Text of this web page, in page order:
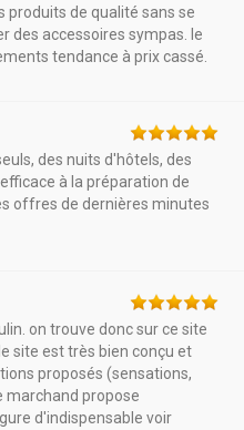
produits de qualité sans se
des accessoires sympas. le
tendance à prix cassé.
des nuits d'hôtels, des
à la préparation de
offres de dernières minutes
on trouve donc sur ce site
site est très bien conçu et
proposés (sensations,
marchand propose
d'indispensable voir